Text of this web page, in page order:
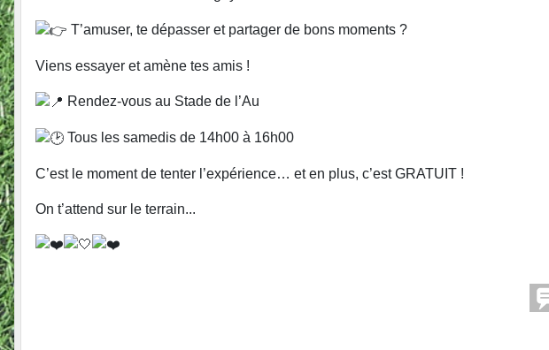
T’amuser, te dépasser et partager de bons moments ?
Viens essayer et amène tes amis !
Rendez-vous au Stade de l’Au
Tous les samedis de 14h00 à 16h00
C’est le moment de tenter l’expérience… et en plus, c’est GRATUIT !
On t’attend sur le terrain...